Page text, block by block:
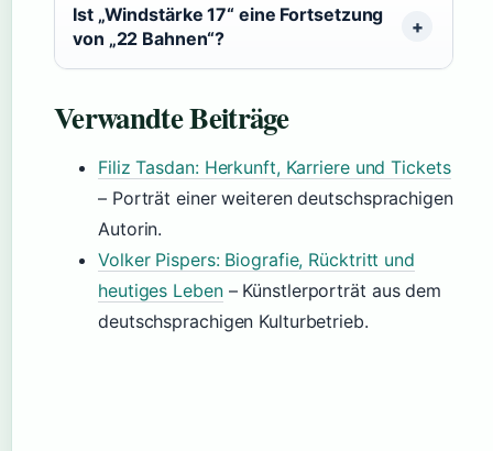
Ist „Windstärke 17“ eine Fortsetzung
von „22 Bahnen“?
Verwandte Beiträge
Filiz Tasdan: Herkunft, Karriere und Tickets
– Porträt einer weiteren deutschsprachigen
Autorin.
Volker Pispers: Biografie, Rücktritt und
heutiges Leben– Künstlerporträt aus dem
deutschsprachigen Kulturbetrieb.